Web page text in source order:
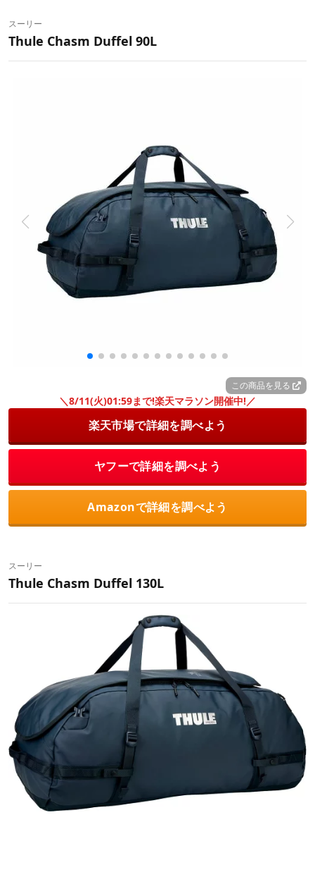
スーリー
Thule Chasm Duffel 90L
この商品を見る
＼8/11(火)01:59まで!楽天マラソン開催中!／
楽天市場で詳細を調べよう
ヤフーで詳細を調べよう
Amazonで詳細を調べよう
スーリー
Thule Chasm Duffel 130L